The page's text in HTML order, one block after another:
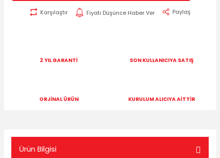
Karşılaştır Fiyatı Düşünce Haber Ver Paylaş
2 YIL GARANTİ SON KULLANICIYA SATIŞ
ORJİNAL ÜRÜN KURULUM ALICIYA AİTTİR
Ürün Bilgisi